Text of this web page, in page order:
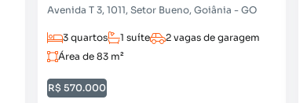
Avenida T 3, 1011, Setor Bueno, Goiânia - GO
3 quartos 1 suíte
2 vagas de garagem
Área de 83 m²
R$ 570.000